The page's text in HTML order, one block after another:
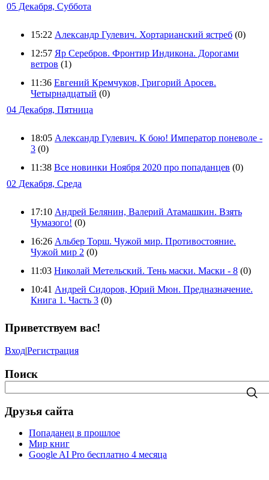
05 Декабря, Суббота
15:22 Александр Гулевич. Хортарианский ястреб (0)
12:57 Яр Серебров. Фронтир Индикона. Дорогами
ветров (1)
11:36 Евгений Кремчуков, Григорий Аросев.
Четырнадцатый (0)
04 Декабря, Пятница
18:05 Александр Гулевич. К бою! Император поневоле -
3 (0)
11:38 Все новинки Ноября 2020 про попаданцев (0)
02 Декабря, Среда
17:10 Андрей Белянин, Валерий Атамашкин. Взять
Чумазого! (0)
16:26 Альбер Торш. Чужой мир. Противостояние.
Чужой мир 2 (0)
11:03 Николай Метельский. Тень маски. Маски - 8 (0)
10:41 Андрей Сидоров, Юрий Мюн. Предназначение.
Книга 1. Часть 3 (0)
Приветствуем вас!
Вход|Регистрация
Поиск
Друзья сайта
Попаданец в прошлое
Мир книг
Google AI Pro бесплатно 4 месяца